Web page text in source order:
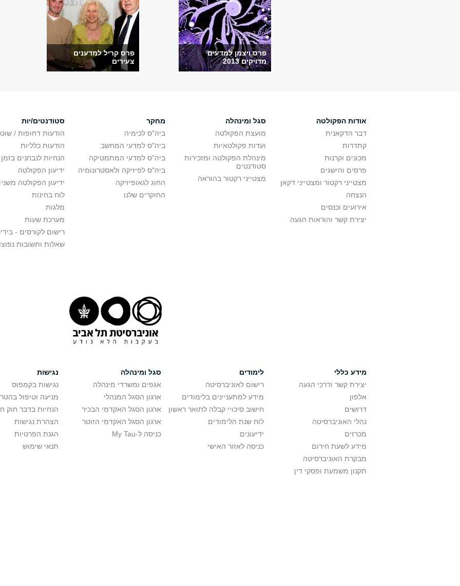
פרס ויצמן למדעים
מדויקים 2013
פרס קריל למדענים
צעירים
אודות הפקולטה
דבר הדקאנית
קתדרות
מכונים וקרנות
פרסים והישגים
מצטייני רקטור ומצטייני דקאן
הנצחה
אירועים וכנסים
יצירת קשר והוראות הגעה
סגל ומינהלה
מועצת הפקולטה
ועדות פקולטאיות
מינהלת הפקולטה ומזכירות
סטודנטים
מצטייני רקטור בהוראה
מחקר
ביה"ס לכימיה
ביה"ס למדעי המחשב
ביה"ס למדעי המתמטיקה
ביה"ס לפיזיקה ולאסטרונומיה
החוג לגאופיזיקה
החוקרים שלנו
סטודנטים/יות
הודעות דחופות /
הודעות כלליות
הנחיות לנבחנים
ידיעון הפקולטה
ידיעון הפקולטה
לוח בחינות
מלגות
מערכת שעות
רישום לקורסים -
שאלות ותשובות
מידע כללי
יצירת קשר ודרכי הגעה
אלפון
דרושים
נהלי האוניברסיטה
מכרזים
מידע לשעת חירום
מבקרת האוניברסיטה
תקנון משמעת ופסקי דין
לימודים
רישום לאוניברסיטה
מידע למתעניינים בלימודים
חישוב סיכויי קבלה לתואר ראשון
לוח שנת הלימודים
ידיעונים
כניסה לאזור האישי
סגל ומינהלה
אגפים ומשרדי מינהלה
ארגון הסגל המנהלי
ארגון הסגל האקדמי הבכיר
ארגון הסגל האקדמי הזוטר
כניסה ל-My Tau
נגישות
נגישות בקמפוס
מניעה וטיפול
הנחיות בדבר חוק
הצהרת נגישות
הגנת הפרטיות
תנאי שימוש